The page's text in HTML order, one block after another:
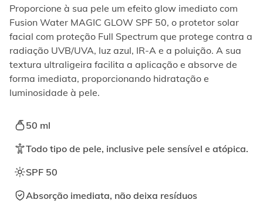
ser
reproduzidos
botão
correspondente.
Proporcione à sua pele um efeito glow imediato com
Fusion Water MAGIC GLOW SPF 50, o protetor solar
facial com proteção Full Spectrum que protege contra a
radiação UVB/UVA, luz azul, IR-A e a poluição. A sua
textura ultraligeira facilita a aplicação e absorve de
forma imediata, proporcionando hidratação e
luminosidade à pele.
50 ml
Todo tipo de pele, inclusive pele sensível e atópica.
SPF 50
Absorção imediata, não deixa resíduos